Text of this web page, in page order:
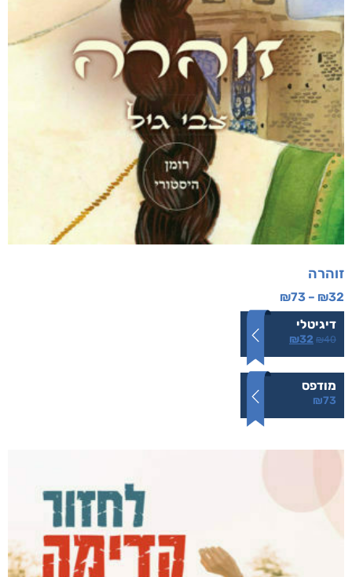
זוהרה
₪32
–
₪73
דיגיטלי
₪40
₪32
מודפס
₪73